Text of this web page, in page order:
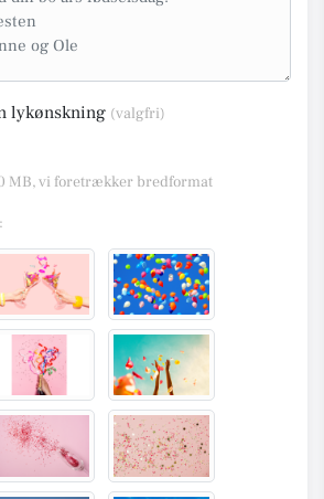
lykønskning (valgfri)
MB, vi foretrækker bredformat